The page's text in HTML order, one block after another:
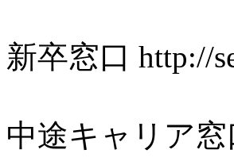
新卒窓口 http://
中途キャリア窓